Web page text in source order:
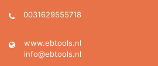
0031629555718
www.ebtools.nl
info@ebtools.nl